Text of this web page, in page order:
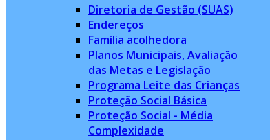
Diretoria de Gestão (SUAS)
Endereços
Família acolhedora
Planos Municipais, Avaliação
das Metas e Legislação
Programa Leite das Crianças
Proteção Social Básica
Proteção Social - Média
Complexidade